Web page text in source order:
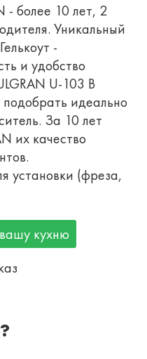
- более 10 лет, 2
Уникальный
-
и удобство
U-103 В
идеально
За 10 лет
их качество
установки (фреза,
кухню